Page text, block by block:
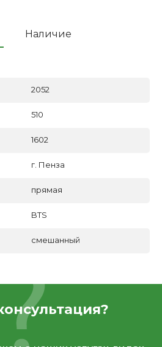
Наличие
2052
510
1602
г. Пенза
прямая
BTS
смешанный